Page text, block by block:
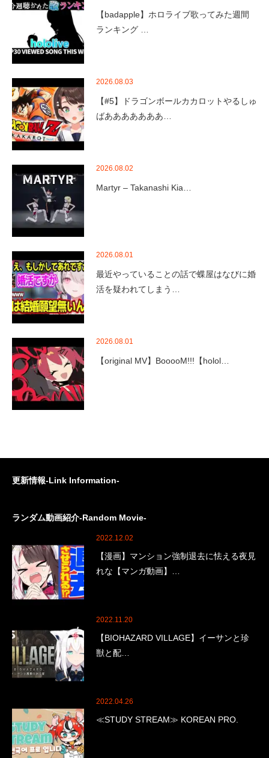
【badapple】ホロライブ歌ってみた週間
ランキング …
2026.08.03
【#5】ドラゴンボールカカロットやるしゅ
ばあああああああ…
2026.08.02
Martyr – Takanashi Kia…
2026.08.01
最近やっていることの話で蝶屋はなびに婚
活を疑われてしまう…
2026.08.01
【original MV】BooooM!!!【holol…
更新情報-Link Information-
ランダム動画紹介-Random Movie-
2022.12.02
【漫画】マンション強制退去に怯える夜見
れな【マンガ動画】…
2022.11.20
【BIOHAZARD VILLAGE】イーサンと珍
獣と配…
2022.04.26
≪STUDY STREAM≫ KOREAN PRO.